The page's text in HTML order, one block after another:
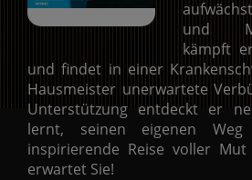
und
kämpft
und findet in einer
Hausmeister unerwartete
Unterstützung entdeckt er
lernt, seinen eigenen
inspirierende Reise voller
erwartet Sie!